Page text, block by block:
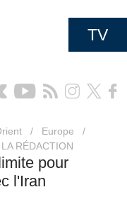
TV
/ Europe
/
RÉDACTION
pour
l'Iran